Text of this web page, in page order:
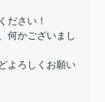
ださい！
何かございまし
よろしくお願い